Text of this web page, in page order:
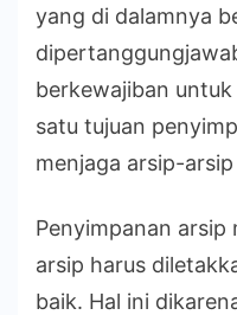
yang di dalamnya
berkewajiban
satu tujuan
menjaga arsip-
Penyimpanan arsip
arsip harus
baik. Hal ini